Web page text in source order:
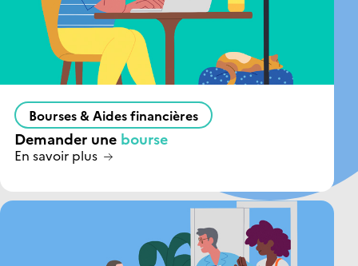
Bourses & Aides financières
Demander une bourse
En savoir plus